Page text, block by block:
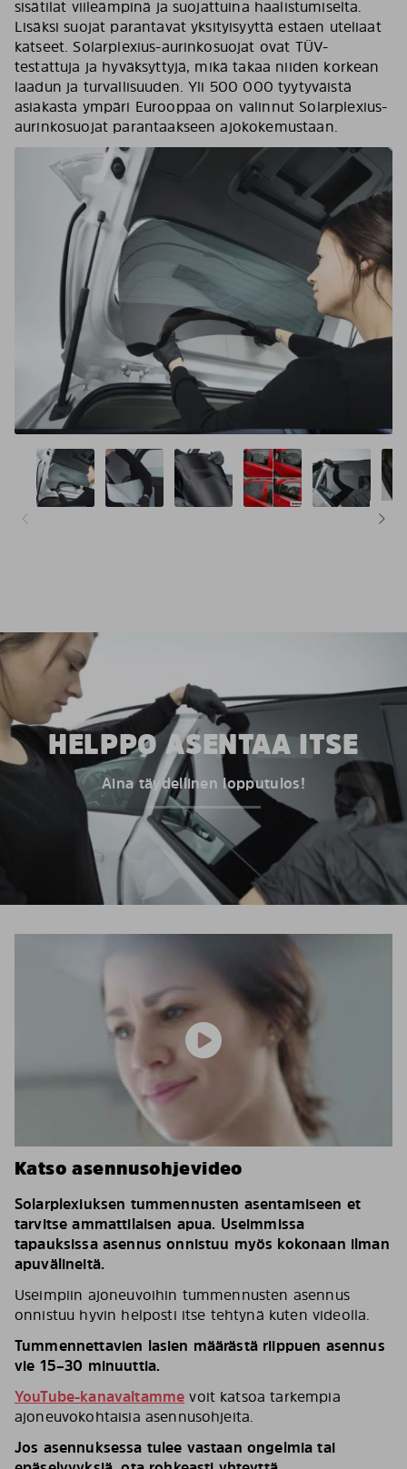
sisätilat viileämpinä ja suojattuina haalistumiselta.
Lisäksi suojat parantavat yksityisyyttä estäen uteliaat
katseet. Solarplexius-aurinkosuojat ovat TÜV-
testattuja ja hyväksyttyjä, mikä takaa niiden korkean
laadun ja turvallisuuden. Yli 500 000 tyytyväistä
asiakasta ympäri Eurooppaa on valinnut Solarplexius-
aurinkosuojat parantaakseen ajokokemustaan.
HELPPO ASENTAA ITSE
Aina täydellinen lopputulos!
Katso asennusohjevideo
Solarplexiuksen tummennusten asentamiseen et
tarvitse ammattilaisen apua. Useimmissa
tapauksissa asennus onnistuu myös kokonaan ilman
apuvälineitä.
Useimpiin ajoneuvoihin tummennusten asennus
onnistuu hyvin helposti itse tehtynä kuten videolla.
Tummennettavien lasien määrästä riippuen asennus
vie 15–30 minuuttia.
YouTube-kanavaltamme voit katsoa tarkempia
ajoneuvokohtaisia asennusohjeita.
Jos asennuksessa tulee vastaan ongelmia tai